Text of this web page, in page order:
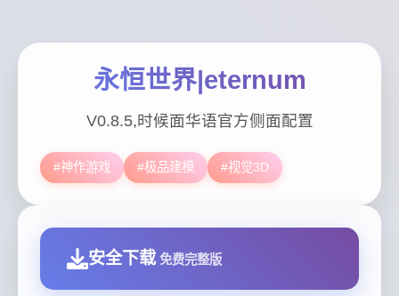
永恒世界|eternum
V0.8.5,时候面华语官方侧面配置
#神作游戏 #极品建模 #视觉3D
安全下载 免费完整版